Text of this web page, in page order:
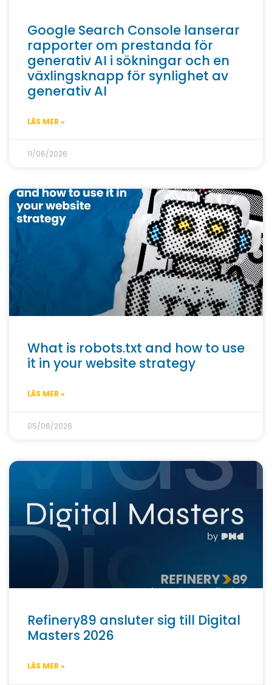
Google Search Console lanserar
rapporter om prestanda för
generativ AI i sökningar och en
växlingsknapp för synlighet av
generativ AI
LÄS MER »
11/06/2026
What is robots.txt and how to use
it in your website strategy
LÄS MER »
05/06/2026
Refinery89 ansluter sig till Digital
Masters 2026
LÄS MER »